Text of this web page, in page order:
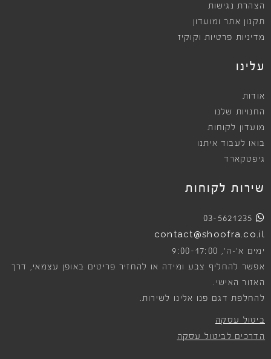
הצהרת נגישות
תקנון אתר ומועדון
מדיניות פרטיות וקוקיז
עלינו
אודות
החנויות שלנו
מועדון לקוחות
בואו לעבוד איתנו
גיפטקארד
שירות לקוחות
03-5621235
contact@shoofra.co.il
ימים א׳-ה׳, 9:00-17:00
אפשר להחליף צבע ומידה או להחזיר פריטים באופן עצמאי, דרך
האזור האישי.
להחלפת דגם פנו אלינו לשירות.
ביטול עסקה
הדרכים לביטול עסקה